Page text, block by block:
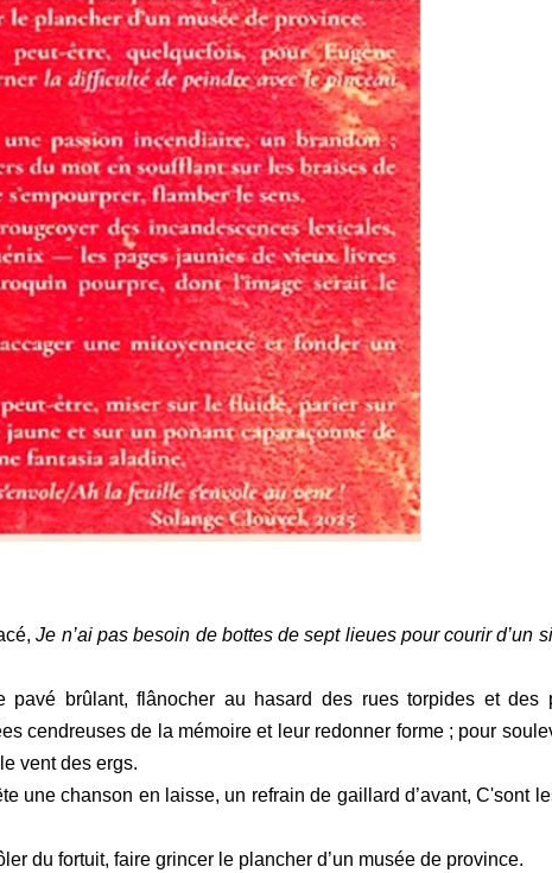
Je n’ai pas besoin de bottes de sept lieues pour courir d’un
pavé brûlant, flânocher au hasard des rues torpides et des
cendreuses de la mémoire et leur redonner forme ; pour
vent des ergs.
une chanson en laisse, un refrain de gaillard d’avant, C'sont
du fortuit, faire grincer le plancher d’un musée de province.